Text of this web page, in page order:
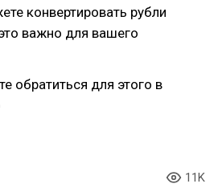
конвертировать рубли
важно для вашего
обратиться для этого в
11K